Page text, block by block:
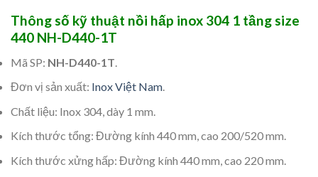
Thông số kỹ thuật nồi hấp inox 304 1 tầng size
440 NH-D440-1T
Mã SP: NH-D440-1T
Đơn vị sản xuất: Inox Việt Nam.
Chất liệu: Inox 304, dày 1 mm.
Kích thước tổng: Đường kính 440 mm, cao 200/520 mm.
Kích thước xửng hấp: Đường kính 440 mm, cao 220 mm.